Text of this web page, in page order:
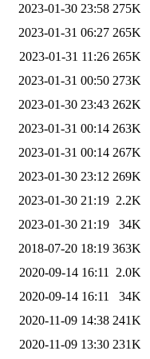
2023-01-30 23:58 275K
2023-01-31 06:27 265K
2023-01-31 11:26 265K
2023-01-31 00:50 273K
2023-01-30 23:43 262K
2023-01-31 00:14 263K
2023-01-31 00:14 267K
2023-01-30 23:12 269K
2023-01-30 21:19 2.2K
2023-01-30 21:19
34K
2018-07-20 18:19 363K
2020-09-14 16:11
2.0K
2020-09-14 16:11
34K
2020-11-09 14:38 241K
2020-11-09 13:30 231K